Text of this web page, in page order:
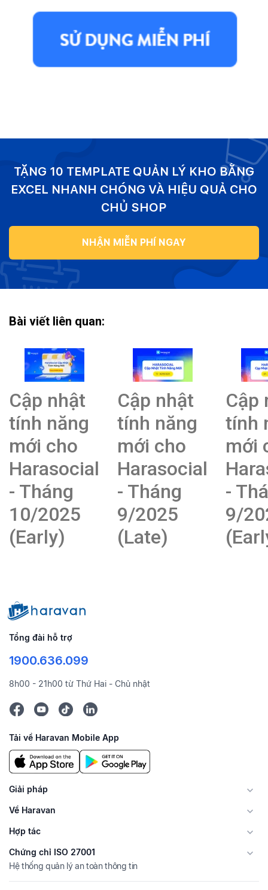
TẶNG 10 TEMPLATE QUẢN LÝ KHO BẰNG
EXCEL NHANH CHÓNG VÀ HIỆU QUẢ CHO
CHỦ SHOP
NHẬN MIỄN PHÍ NGAY
Bài viết liên quan:
Cập nhật
tính năng
mới cho
Harasocial
- Tháng
10/2025
(Early)
Cập nhật
tính năng
mới cho
Harasocial
- Tháng
9/2025
(Late)
Cập
tính
mới
-
9/
Tổng đài hỗ trợ
1900.636.099
8h00 - 21h00 từ Thứ Hai - Chủ nhật
Tải về Haravan Mobile App
Giải pháp
Về Haravan
Hợp tác
Chứng chỉ ISO 27001
Hệ thống quản lý an toàn thông tin